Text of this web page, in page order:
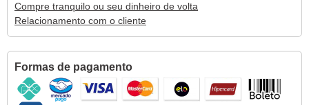
Compre tranquilo ou seu dinheiro de volta
Relacionamento com o cliente
Formas de pagamento